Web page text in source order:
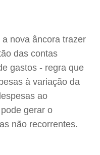
nova âncora trazer
das contas
gastos - regra que
à variação da
ao
gerar o
não recorrentes.